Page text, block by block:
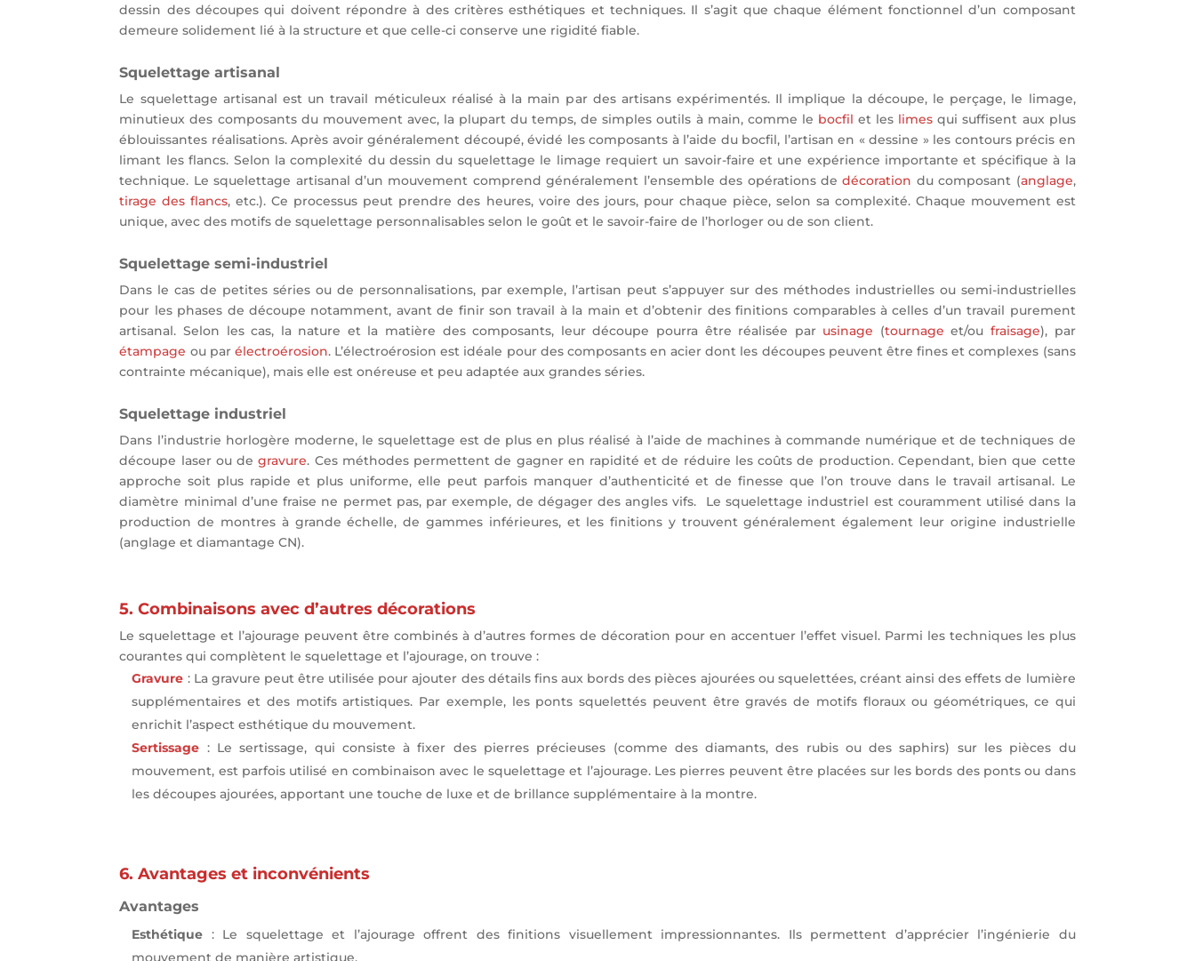
dessin des découpes qui doivent répondre à des critères esthétiques et techniques. Il s’agit que chaque élément fonctionnel d’un composant
demeure solidement lié à la structure et que celle-ci conserve une rigidité fiable.
Squelettage artisanal
Le squelettage artisanal est un travail méticuleux réalisé à la main par des artisans expérimentés. Il implique la découpe, le perçage, le limage,
minutieux des composants du mouvement avec, la plupart du temps, de simples outils à main, comme le bocfil et les limes qui suffisent aux plus
éblouissantes réalisations. Après avoir généralement découpé, évidé les composants à l’aide du bocfil, l’artisan en « dessine » les contours précis en
limant les flancs. Selon la complexité du dessin du squelettage le limage requiert un savoir-faire et une expérience importante et spécifique à la
technique. Le squelettage artisanal d’un mouvement comprend généralement l’ensemble des opérations dedécoration du composant (anglage,
tirage des flancs, etc.). Ce processus peut prendre des heures, voire des jours, pour chaque pièce, selon sa complexité. Chaque mouvement est
unique, avec des motifs de squelettage personnalisables selon le goût et le savoir-faire de l’horloger ou de son client.
Squelettage semi-industriel
Dans le cas de petites séries ou de personnalisations, par exemple, l’artisan peut s’appuyer sur des méthodes industrielles ou semi-industrielles
pour les phases de découpe notamment, avant de finir son travail à la main et d’obtenir des finitions comparables à celles d’un travail purement
artisanal. Selon les cas, la nature et la matière des composants, leur découpe pourra être réalisée par usinage (tournage et/oufraisage), par
étampage ou par électroérosion. L’électroérosion est idéale pour des composants en acier dont les découpes peuvent être fines et complexes (sans
contrainte mécanique), mais elle est onéreuse et peu adaptée aux grandes séries.
Squelettage industriel
Dans l’industrie horlogère moderne, le squelettage est de plus en plus réalisé à l’aide de machines à commande numérique et de techniques de
découpe laser ou degravure. Ces méthodes permettent de gagner en rapidité et de réduire les coûts de production. Cependant, bien que cette
approche soit plus rapide et plus uniforme, elle peut parfois manquer d’authenticité et de finesse que l’on trouve dans le travail artisanal. Le
diamètre minimal d’une fraise ne permet pas, par exemple, de dégager des angles vifs. Le squelettage industriel est couramment utilisé dans la
production de montres à grande échelle, de gammes inférieures, et les finitions y trouvent généralement également leur origine industrielle
(anglage et diamantage CN).
5. Combinaisons avec d’autres décorations
Le squelettage et l’ajourage peuvent être combinés à d’autres formes de décoration pour en accentuer l’effet visuel. Parmi les techniques les plus
courantes qui complètent le squelettage et l’ajourage, on trouve :
Gravure : La gravure peut être utilisée pour ajouter des détails fins aux bords des pièces ajourées ou squelettées, créant ainsi des effets de lumière
supplémentaires et des motifs artistiques. Par exemple, les ponts squelettés peuvent être gravés de motifs floraux ou géométriques, ce qui
enrichit l’aspect esthétique du mouvement.
Sertissage : Le sertissage, qui consiste à fixer des pierres précieuses (comme des diamants, des rubis ou des saphirs) sur les pièces du
mouvement, est parfois utilisé en combinaison avec le squelettage et l’ajourage. Les pierres peuvent être placées sur les bords des ponts ou dans
les découpes ajourées, apportant une touche de luxe et de brillance supplémentaire à la montre.
6. Avantages et inconvénients
Avantages
Esthétique : Le squelettage et l’ajourage offrent des finitions visuellement impressionnantes. Ils permettent d’apprécier l’ingénierie du
mouvement de manière artistique.